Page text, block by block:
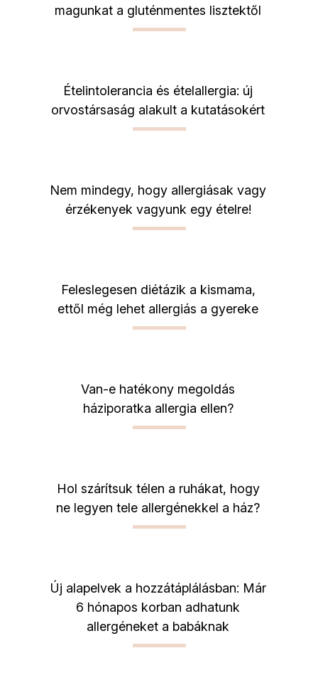
magunkat a gluténmentes lisztektől
Ételintolerancia és ételallergia: új
orvostársaság alakult a kutatásokért
Nem mindegy, hogy allergiásak vagy
érzékenyek vagyunk egy ételre!
Feleslegesen diétázik a kismama,
ettől még lehet allergiás a gyereke
Van-e hatékony megoldás
háziporatka allergia ellen?
Hol szárítsuk télen a ruhákat, hogy
ne legyen tele allergénekkel a ház?
Új alapelvek a hozzátáplálásban: Már
6 hónapos korban adhatunk
allergéneket a babáknak